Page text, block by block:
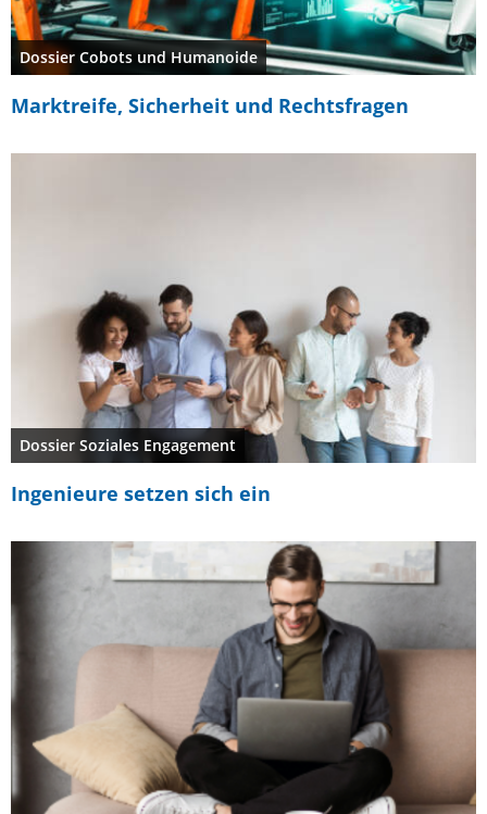
Dossier Cobots und Humanoide
Marktreife, Sicherheit und Rechtsfragen
Dossier Soziales Engagement
Ingenieure setzen sich ein